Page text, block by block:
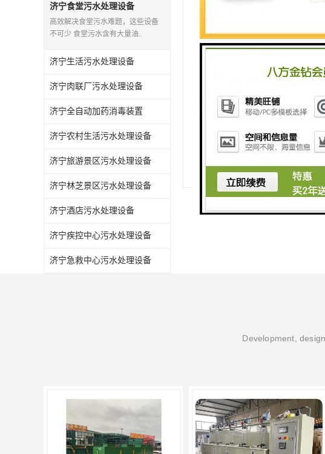
济宁食堂污水处理设备
高效解决食堂污水难题，这些设备
不可少 食堂污水含有大量油..
济宁生活污水处理设备
济宁肉联厂污水处理设备
济宁全自动加药消毒装置
济宁农村生活污水处理设备
济宁旅游景区污水处理设备
济宁林芝景区污水处理设备
济宁酒店污水处理设备
济宁疾控中心污水处理设备
济宁急救中心污水处理设备
未来技术升级将聚焦纳米材料
实验室污水处理设备的普及应
http://www.wfsrshb.com
上一篇： 山东村镇生活污水处理
下一篇：滨州牙科诊所污水处
Development,